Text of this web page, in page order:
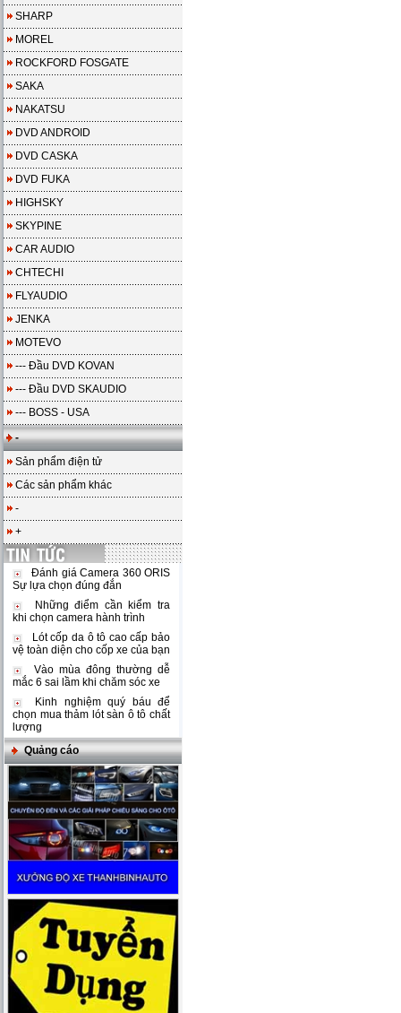
SHARP
MOREL
ROCKFORD FOSGATE
SAKA
NAKATSU
DVD ANDROID
DVD CASKA
DVD FUKA
HIGHSKY
SKYPINE
CAR AUDIO
CHTECHI
FLYAUDIO
JENKA
MOTEVO
--- Đầu DVD KOVAN
--- Đầu DVD SKAUDIO
--- BOSS - USA
-
Sản phẩm điện tử
Các sản phẩm khác
-
+
Đánh giá Camera 360 ORIS
Sự lựa chọn đúng đắn
Những điểm cần kiểm tra
khi chọn camera hành trình
Lót cốp da ô tô cao cấp bảo
vệ toàn diện cho cốp xe của bạn
Vào mùa đông thường dễ
mắc 6 sai lầm khi chăm sóc xe
Kinh nghiệm quý báu để
chọn mua thảm lót sàn ô tô chất
lượng
Quảng cáo